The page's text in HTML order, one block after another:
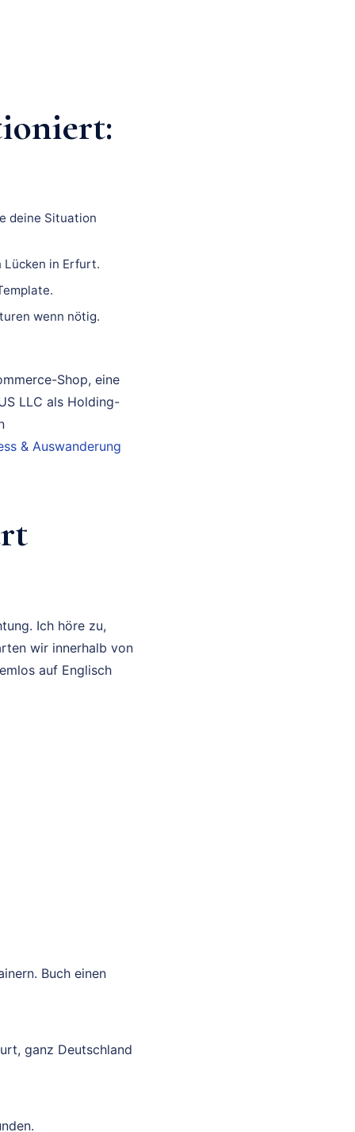
deine Situation
Lücken in Erfurt.
wenn nötig.
Shop, eine
LLC als Holding-
& Auswanderung
Ich höre zu,
wir innerhalb von
auf Englisch
Buch einen
ganz Deutschland